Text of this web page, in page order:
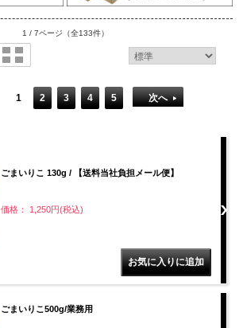
1 / 7ページ （全133件）
1 2 3 4 5 次へ
ごまいりこ 130g / 【送料当社負担メール便】
価格： 1,250円(税込)
ごまいりこ500g/業務用